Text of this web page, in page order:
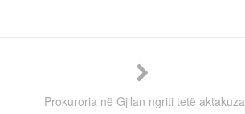
Prokuroria në Gjilan ngriti tetë aktakuza